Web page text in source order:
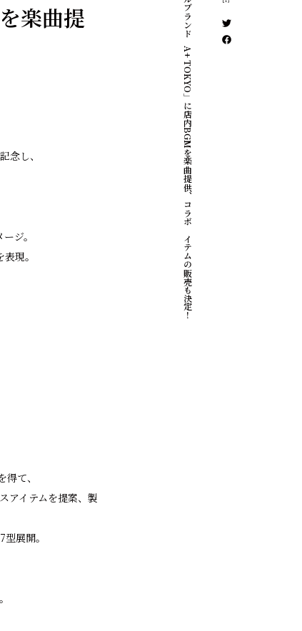
楽曲提
念し、
ジ。
現。
て、
アイテムを提案、製
展開。
アパレルブランド「A+ TOKYO」に店内BGMを楽曲提供、コラボアイテムの販売も決定！